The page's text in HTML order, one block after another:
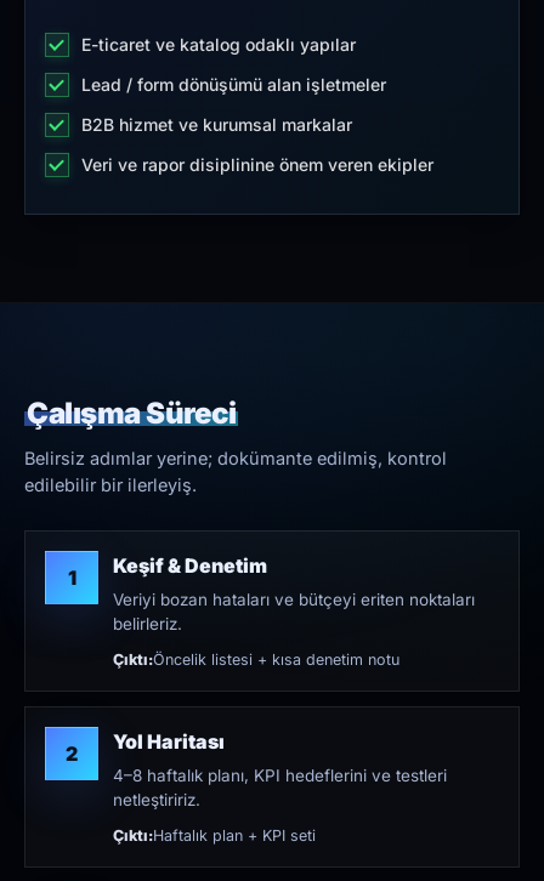
E-ticaret ve katalog odaklı yapılar
Lead / form dönüşümü alan işletmeler
B2B hizmet ve kurumsal markalar
Veri ve rapor disiplinine önem veren ekipler
Çalışma Süreci
Belirsiz adımlar yerine; dokümante edilmiş, kontrol
edilebilir bir ilerleyiş.
1 Keşif & Denetim
Veriyi bozan hataları ve bütçeyi eriten noktaları
belirleriz.
Çıktı:Öncelik listesi + kısa denetim notu
2 Yol Haritası
4–8 haftalık planı, KPI hedeflerini ve testleri
netleştiririz.
Çıktı:Haftalık plan + KPI seti